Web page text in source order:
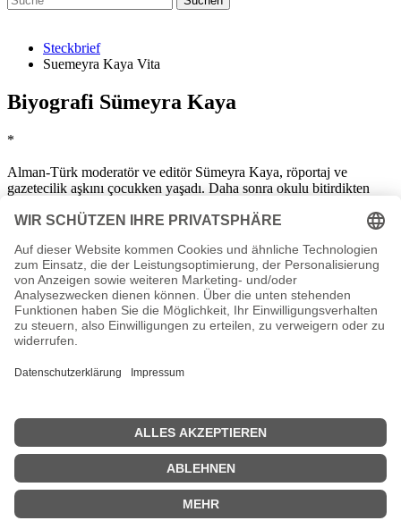
Steckbrief
Suemeyra Kaya Vita
Biyografi Sümeyra Kaya
*
Alman-Türk moderatör ve editör Sümeyra Kaya, röportaj ve
gazetecilik aşkını çocukken yaşadı. Daha sonra okulu bitirdikten
Bitirme tezinizin adı "Avrupa için Karar - Türk Avrupa Politikasının
radyosunda çalıştı.
2008 yılında radyo sunucusu olarak iş hayatına başladı. Bunu, ilk 18
ay boyunca program editörü olarak 1LIVE'a geçiş izledi. Bundan
sonra, 2015 yılına kadar birkaç yıl WDR için muhabir olarak çalıştı.
2015 yılında COSMO'ya geri döndü ve oradaki günlük programı
yönetti. Aynı zamanda, hayırsever Can ile yaratıcı podcast "À la
Descartes - Felsefe Konuşması"nı yönetiyor. Temmuz 2021'de
Köln'den "WDR-Lokalzeit"te Simone Standl'ın halefi olarak
moderatörlüğü devraldı.
doğduğu yeri kendine saklıyor.
Bu biyografi Almanca